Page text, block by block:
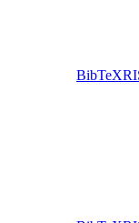
BibTeX